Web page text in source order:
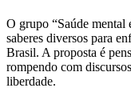
O grupo “Saúde mental
saberes diversos para
Brasil. A proposta é
rompendo com
liberdade.